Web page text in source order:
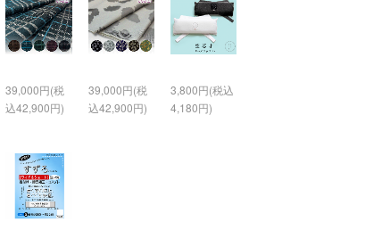
39,000円(税
込42,900円)
39,000円(税
込42,900円)
3,800円(税込
4,180円)